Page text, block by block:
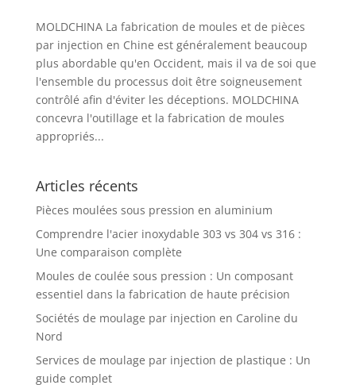
MOLDCHINA La fabrication de moules et de pièces
par injection en Chine est généralement beaucoup
plus abordable qu'en Occident, mais il va de soi que
l'ensemble du processus doit être soigneusement
contrôlé afin d'éviter les déceptions. MOLDCHINA
concevra l'outillage et la fabrication de moules
appropriés...
Articles récents
Pièces moulées sous pression en aluminium
Comprendre l'acier inoxydable 303 vs 304 vs 316 :
Une comparaison complète
Moules de coulée sous pression : Un composant
essentiel dans la fabrication de haute précision
Sociétés de moulage par injection en Caroline du
Nord
Services de moulage par injection de plastique : Un
guide complet